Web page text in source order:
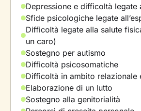
Depressione e difficoltà legate
Sfide psicologiche legate
Difficoltà legate alla salute
un caro)
Sostegno per autismo
Difficoltà psicosomatiche
Difficoltà in ambito relazionale
Elaborazione di un lutto
Sostegno alla genitorialità